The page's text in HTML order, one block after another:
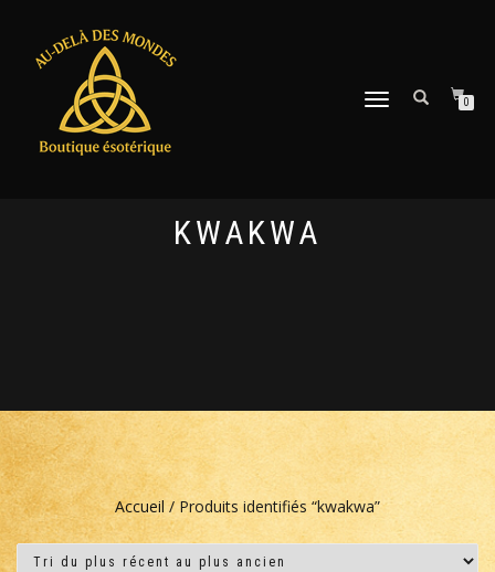
DÉPLIER
0
KWAKWA
Accueil / Produits identifiés “kwakwa”